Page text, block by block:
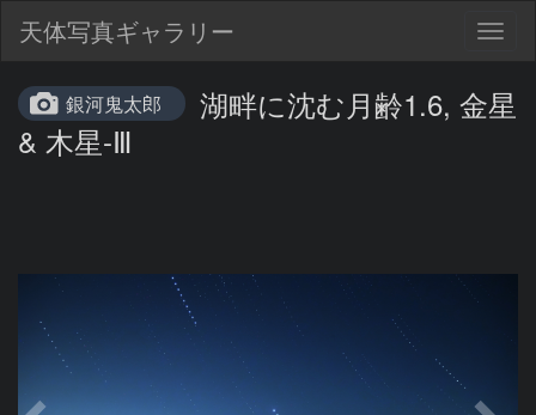
天体写真ギャラリー
銀河鬼太郎
湖畔に沈む月齢1.6, 金星
& 木星-Ⅲ